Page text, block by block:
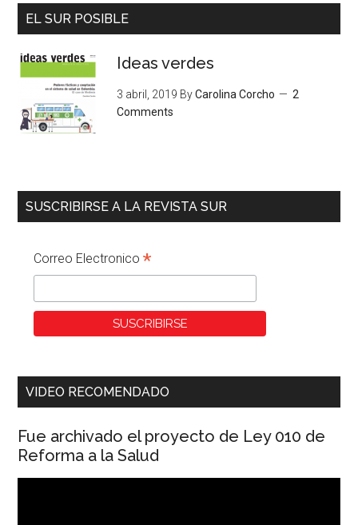
EL SUR POSIBLE
Ideas verdes
3 abril, 2019 ByCarolina Corcho
2
Comments
SUSCRIBIRSE A LA REVISTA SUR
Correo Electronico*
VIDEO RECOMENDADO
Fue archivado el proyecto de Ley 010 de
Reforma a la Salud